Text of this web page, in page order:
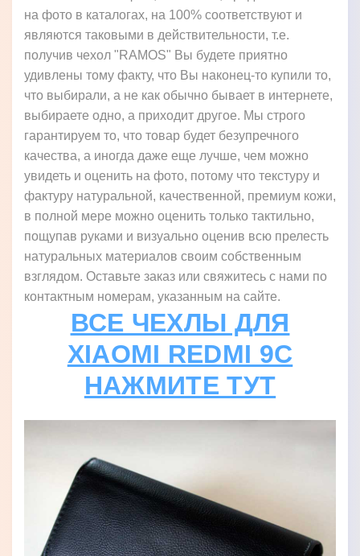
на фото в каталогах, на 100% соответствуют и
являются таковыми в действительности, т.е.
получив чехол "RAMOS" Вы будете приятно
удивлены тому факту, что Вы наконец-то купили то,
что выбирали, а не как обычно бывает в интернете,
выбираете одно, а приходит другое. Мы строго
гарантируем то, что товар будет безупречного
качества, а иногда даже еще лучше, чем можно
увидеть и оценить на фото, потому что текстуру и
фактуру натуральной, качественной, премиум кожи,
в полной мере можно оценить только тактильно,
пощупав руками и визуально оценив всю прелесть
натуральных материалов своим собственным
взглядом. Оставьте заказ или свяжитесь с нами по
контактным номерам, указанным на сайте.
ВСЕ ЧЕХЛЫ ДЛЯ
XIAOMI REDMI 9C
НАЖМИТЕ ТУТ